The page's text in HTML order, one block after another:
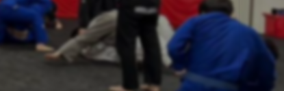
ール
ラス